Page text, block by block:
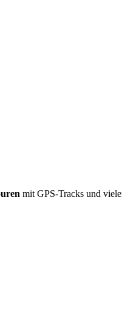
mit GPS-Tracks und